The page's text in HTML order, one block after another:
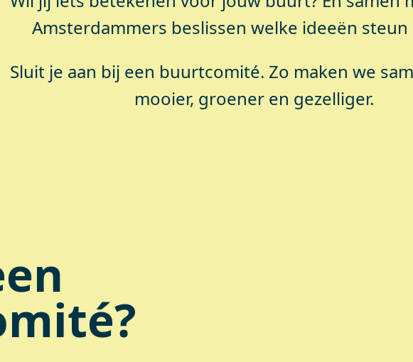
Amsterdammers beslissen welke ideeën steun
Sluit je aan bij een buurtcomité. Zo maken we
mooier, groener en gezelliger.